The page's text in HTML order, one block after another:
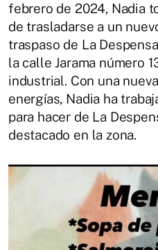
febrero de 2024, Nadia
de trasladarse a un
traspaso de La
la calle Jarama número
industrial. Con una
energías, Nadia ha
para hacer de La
destacado en la zona.